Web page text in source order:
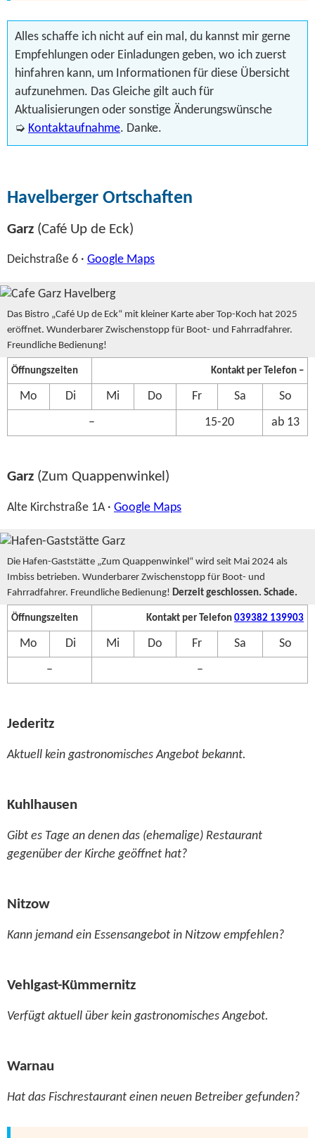
Alles schaffe ich nicht auf ein mal, du kannst mir gerne
Empfehlungen oder Einladungen geben, wo ich zuerst
hinfahren kann, um Informationen für diese Übersicht
aufzunehmen. Das Gleiche gilt auch für
Aktualisierungen oder sonstige Änderungswünsche
➭ Kontaktaufnahme. Danke.
Havelberger Ortschaften
Garz (Café Up de Eck)
Deichstraße 6 · Google Maps
Das Bistro „Café Up de Eck“ mit kleiner Karte aber Top-Koch hat 2025
eröffnet. Wunderbarer Zwischenstopp für Boot- und Fahrradfahrer.
Freundliche Bedienung!
Öffnungszeiten Kontakt per Telefon –
Mo Di Mi Do Fr Sa So
– 15-20 ab 13
Garz (Zum Quappenwinkel)
Alte Kirchstraße 1A · Google Maps
Die Hafen-Gaststätte „Zum Quappenwinkel“ wird seit Mai 2024 als
Imbiss betrieben. Wunderbarer Zwischenstopp für Boot- und
Fahrradfahrer. Freundliche Bedienung! Derzeit geschlossen. Schade.
Öffnungszeiten Kontakt per Telefon 039382 139903
Mo Di Mi Do Fr Sa So
– –
Jederitz
Aktuell kein gastronomisches Angebot bekannt.
Kuhlhausen
Gibt es Tage an denen das (ehemalige) Restaurant
gegenüber der Kirche geöffnet hat?
Nitzow
Kann jemand ein Essensangebot in Nitzow empfehlen?
Vehlgast-Kümmernitz
Verfügt aktuell über kein gastronomisches Angebot.
Warnau
Hat das Fischrestaurant einen neuen Betreiber gefunden?